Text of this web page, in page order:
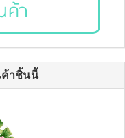
ค้า
ค้าชิ้นนี้